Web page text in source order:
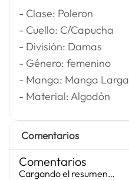
- Clase: Poleron
- Cuello: C/Capucha
- División: Damas
- Género: femenino
- Manga: Manga Larga
- Material: Algodón
Comentarios
Comentarios
Cargando el resumen…